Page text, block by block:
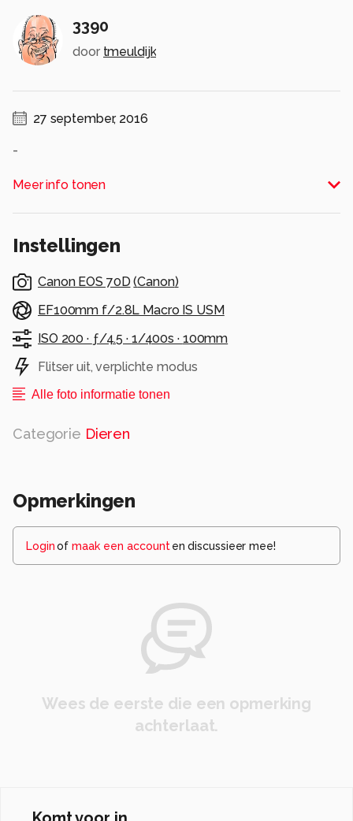
3390
door tmeuldijk
27 september, 2016
-
Alle rechten voorbehouden
Meer info tonen
Instellingen
Canon EOS 70D (Canon)
EF100mm f/2.8L Macro IS USM
ISO 200 · ƒ/4.5 · 1/400s · 100mm
Flitser uit, verplichte modus
Alle foto informatie tonen
Categorie Dieren
Opmerkingen
Loginof maak een account en discussieer mee!
Wees de eerste die een opmerking
achterlaat.